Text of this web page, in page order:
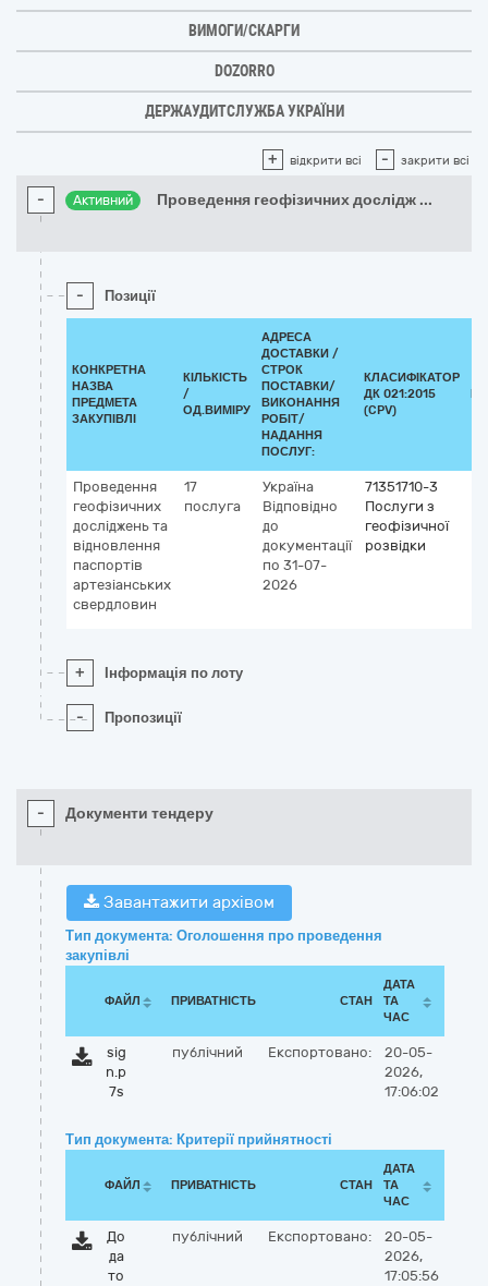
ВИМОГИ/СКАРГИ
DOZORRO
ДЕРЖАУДИТСЛУЖБА УКРАЇНИ
+ відкрити всі - закрити всі
- Активний Проведення геофізичних дослідж ...
- Позиції
КОНКРЕТНА
НАЗВА
ПРЕДМЕТА
ЗАКУПІВЛІ
КІЛЬКІСТЬ
/
ОД.ВИМІРУ
АДРЕСА
ДОСТАВКИ /
СТРОК
ПОСТАВКИ/
ВИКОНАННЯ
РОБІТ/
НАДАННЯ
ПОСЛУГ:
КЛАСИФІКАТОР
ДК 021:2015
(CPV)
Проведення
геофізичних
досліджень та
відновлення
паспортів
артезіанських
свердловин
17
послуга
Україна
Відповідно
до
документації
по 31-07-
2026
71351710-3
Послуги з
геофізичної
розвідки
+ Інформація по лоту
- Пропозиції
- Документи тендеру
Завантажити архівом
Тип документа: Оголошення про проведення
закупівлі
ФАЙЛ ПРИВАТНІСТЬ СТАН
ДАТА
ТА
ЧАС
sig
n.p
7s
публічний Експортовано:
20-05-
2026,
17:06:02
Тип документа: Критерії прийнятності
ФАЙЛ ПРИВАТНІСТЬ СТАН
ДАТА
ТА
ЧАС
До
да
то
публічний Експортовано:
20-05-
2026,
17:05:56